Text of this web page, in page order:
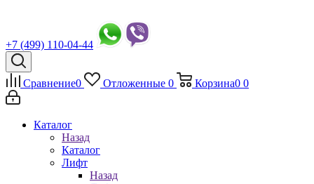
+7 (499) 110-04-44
Сравнение0 Отложенные 0 Корзина0 0
Каталог
Назад
Каталог
Лифт
Назад